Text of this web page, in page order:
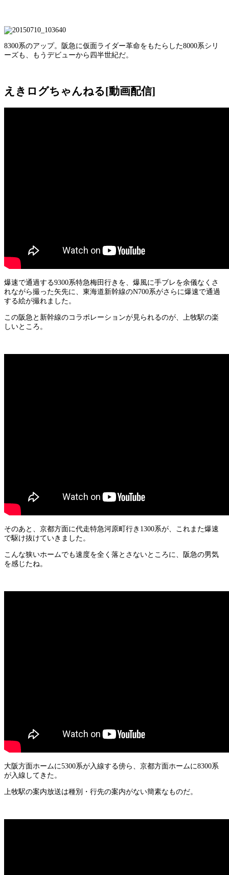
8300系のアップ。阪急に仮面ライダー革命をもたらした8000系シリ
ーズも、もうデビューから四半世紀だ。
えきログちゃんねる[動画配信]
爆速で通過する9300系特急梅田行きを、爆風に手ブレを余儀なくさ
れながら撮った矢先に、東海道新幹線のN700系がさらに爆速で通過
する絵が撮れました。
この阪急と新幹線のコラボレーションが見られるのが、上牧駅の楽
しいところ。
そのあと、京都方面に代走特急河原町行き1300系が、これまた爆速
で駆け抜けていきました。
こんな狭いホームでも速度を全く落とさないところに、阪急の男気
を感じたね。
大阪方面ホームに5300系が入線する傍ら、京都方面ホームに8300系
が入線してきた。
上牧駅の案内放送は種別・行先の案内がない簡素なものだ。